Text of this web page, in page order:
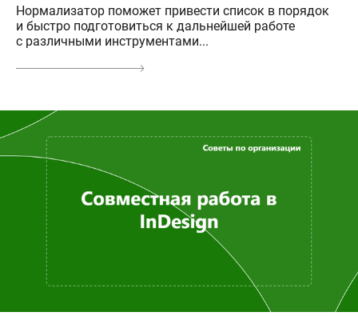
Нормализатор поможет привести список в порядок
и быстро подготовиться к дальнейшей работе
с различными инструментами...